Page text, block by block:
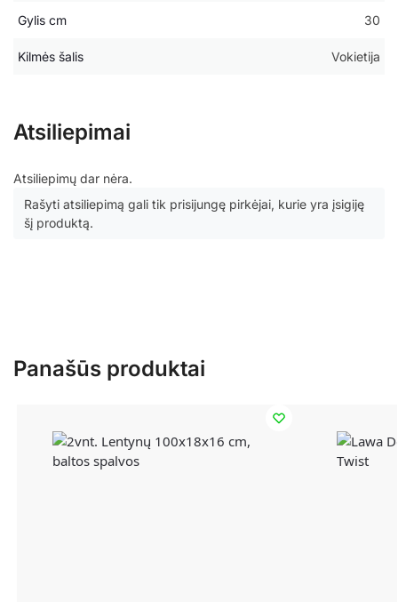
Gylis cm 30
Kilmės šalis Vokietija
Atsiliepimai
Atsiliepimų dar nėra.
Rašyti atsiliepimą gali tik prisijungę pirkėjai, kurie yra įsigiję
šį produktą.
Panašūs produktai